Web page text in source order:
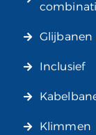
Glijbanen
Inclusief
Klimmen